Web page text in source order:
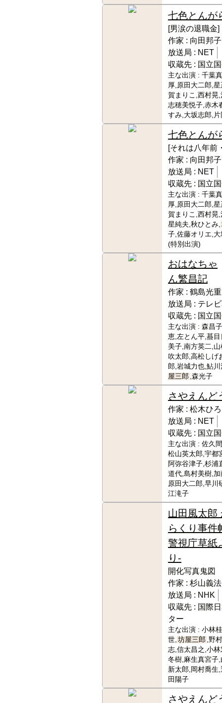
七色とんが
[男涙の退職金]
作家 : 向田邦子
放送局 : NET
収蔵先 : 国立
主な出演 : 千葉
厚,原田大二郎,
賀まりこ,西村晃
志穂美悦子,赤木
すみ,大坂志郎,
七色とんが
[それは八年前
作家 : 向田邦子
放送局 : NET
収蔵先 : 国立
主な出演 : 千葉
厚,原田大二郎,
賀まりこ,西村晃
星純夫,秋ひとみ,
子,佐藤オリエ,
(特別出演)
おはなちゃ
ん繁昌記
作家 : 鶴島光重
放送局 : テレ
収蔵先 : 国立
主な出演 : 森昌
恵,左とん平,蟇
美子,南方英二,
吹太郎,高松しげ
郎,岩城力也,鮎
屋三郎 ,森光子
さやえんど
作家 : 松木ひ
放送局 : NET
収蔵先 : 国立
主な出演 : 佐久
松山英太郎,宇都
阿弥谷津子,杉浦
道代,島村美樹,
原田大二郎,早川
江滝子
山田風太郎
らくり事件
警視庁草紙
り-
開化写真鬼図
作家 : 杉山義法
放送局 : NHK
収蔵先 : 国際
ター
主な出演 : 小林
世, 坊屋三郎 ,野
志,信太昌之,小
冬樹,麻生真宮子
新太郎,岡村喬生
田陽子
さやえんど